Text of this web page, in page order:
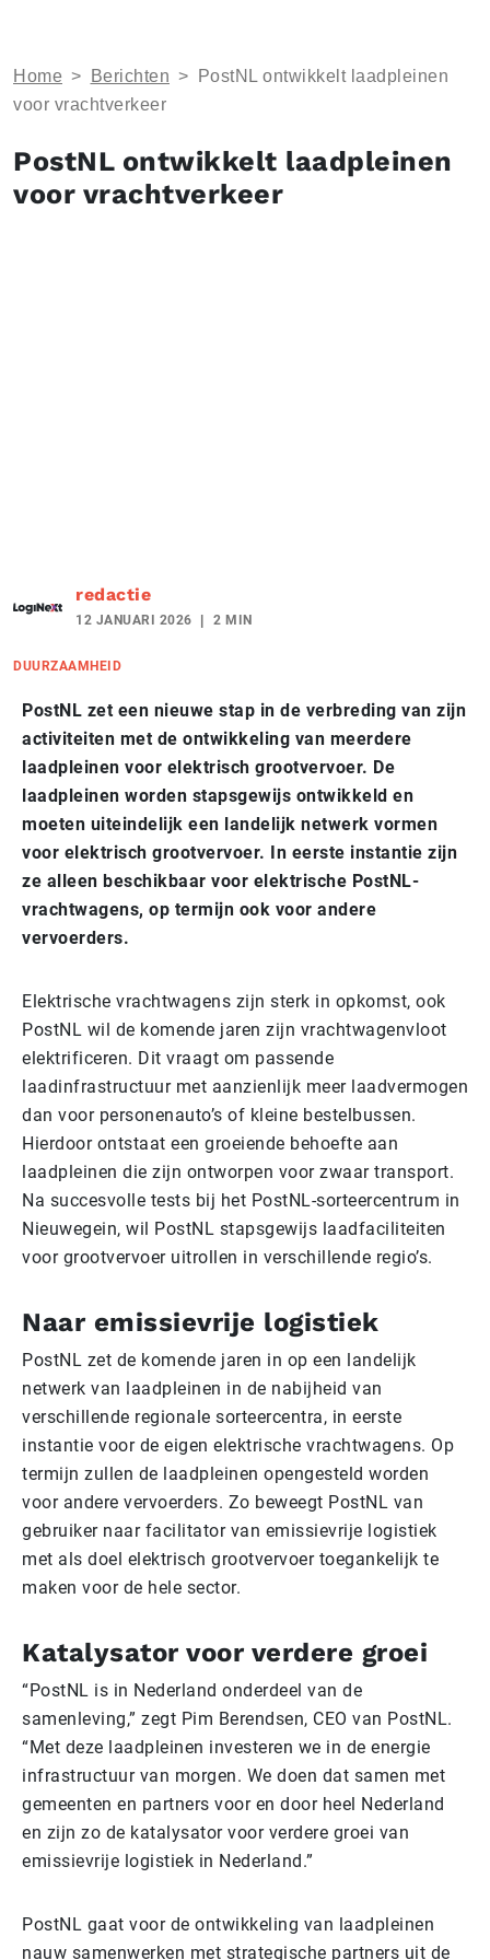
Home > Berichten >
PostNL ontwikkelt laadpleinen
voor vrachtverkeer
PostNL ontwikkelt laadpleinen
voor vrachtverkeer
redactie
12 JANUARI 2026 2 MIN
DUURZAAMHEID
PostNL zet een nieuwe stap in de verbreding van zijn
activiteiten met de ontwikkeling van meerdere
laadpleinen voor elektrisch grootvervoer. De
laadpleinen worden stapsgewijs ontwikkeld en
moeten uiteindelijk een landelijk netwerk vormen
voor elektrisch grootvervoer. In eerste instantie zijn
ze alleen beschikbaar voor elektrische PostNL-
vrachtwagens, op termijn ook voor andere
vervoerders.
Elektrische vrachtwagens zijn sterk in opkomst, ook
PostNL wil de komende jaren zijn vrachtwagenvloot
elektrificeren. Dit vraagt om passende
laadinfrastructuur met aanzienlijk meer laadvermogen
dan voor personenauto’s of kleine bestelbussen.
Hierdoor ontstaat een groeiende behoefte aan
laadpleinen die zijn ontworpen voor zwaar transport.
Na succesvolle tests bij het PostNL-sorteercentrum in
Nieuwegein, wil PostNL stapsgewijs laadfaciliteiten
voor grootvervoer uitrollen in verschillende regio’s.
Naar emissievrije logistiek
PostNL zet de komende jaren in op een landelijk
netwerk van laadpleinen in de nabijheid van
verschillende regionale sorteercentra, in eerste
instantie voor de eigen elektrische vrachtwagens. Op
termijn zullen de laadpleinen opengesteld worden
voor andere vervoerders. Zo beweegt PostNL van
gebruiker naar facilitator van emissievrije logistiek
met als doel elektrisch grootvervoer toegankelijk te
maken voor de hele sector.
Katalysator voor verdere groei
“PostNL is in Nederland onderdeel van de
samenleving,” zegt Pim Berendsen, CEO van PostNL.
“Met deze laadpleinen investeren we in de energie
infrastructuur van morgen. We doen dat samen met
gemeenten en partners voor en door heel Nederland
en zijn zo de katalysator voor verdere groei van
emissievrije logistiek in Nederland.”
PostNL gaat voor de ontwikkeling van laadpleinen
nauw samenwerken met strategische partners uit de